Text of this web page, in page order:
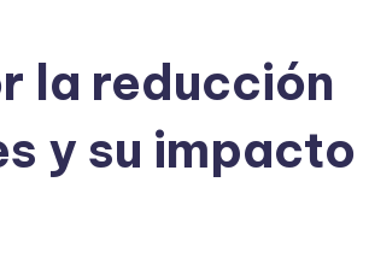
la reducción
y su impacto